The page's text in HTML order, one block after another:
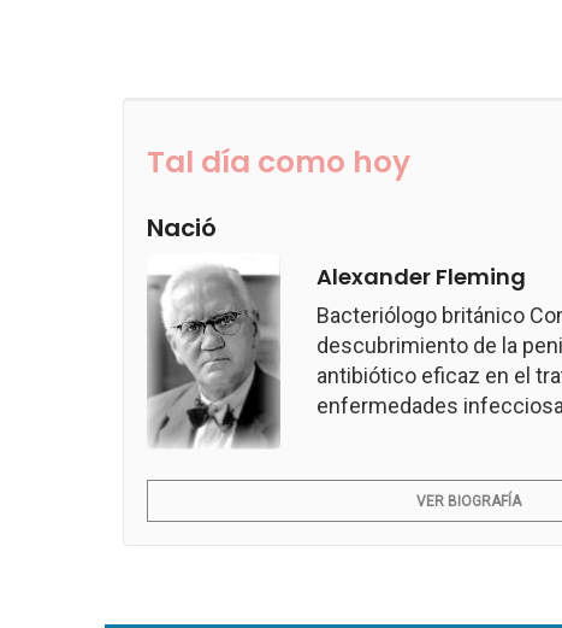
Tal día como hoy
Nació
Alexander Fleming
Bacteriólogo británico
descubrimiento de la
antibiótico eficaz en el
enfermedades
VER BIOGRAFÍA